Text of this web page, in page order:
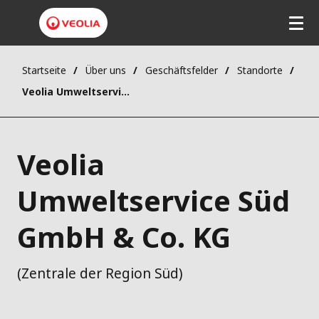
Startseite Über uns Geschäftsfelder
Standorte
Veolia Umweltservice Süd GmbH & Co. KG
Veolia
Umweltservice Süd
GmbH & Co. KG
(Zentrale der Region Süd)